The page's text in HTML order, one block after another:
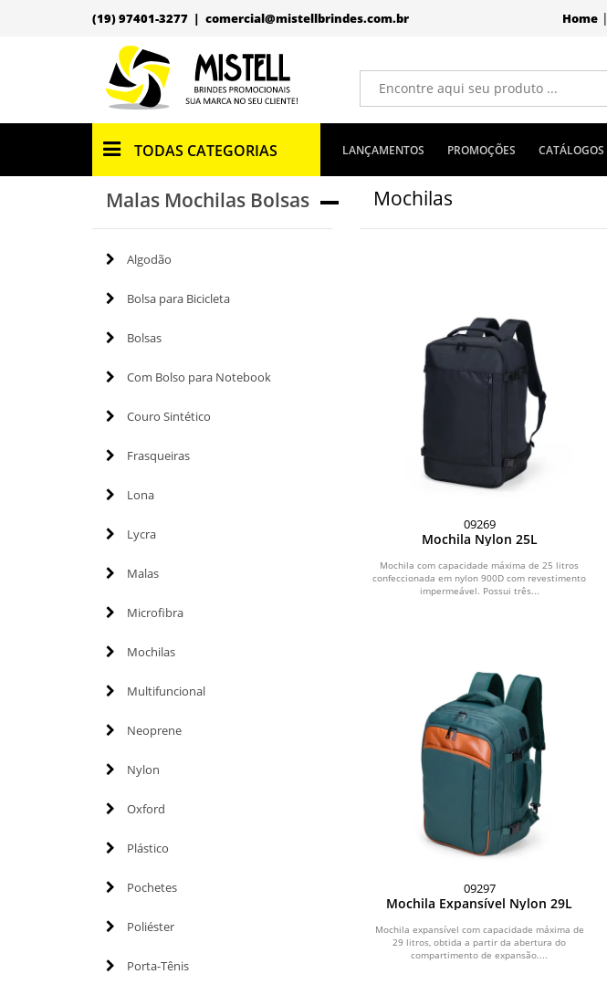
(19) 97401-3277 | comercial@mistellbrindes.com.br Home|
TODAS CATEGORIAS LANÇAMENTOS PROMOÇÕES CATÁLOGOS
Malas Mochilas Bolsas
Algodão
Bolsa para Bicicleta
Bolsas
Com Bolso para Notebook
Couro Sintético
Frasqueiras
Lona
Lycra
Malas
Microfibra
Mochilas
Multifuncional
Neoprene
Nylon
Oxford
Plástico
Pochetes
Poliéster
Porta-Tênis
Mochilas
09269
Mochila Nylon 25L
Mochila com capacidade máxima de 25 litros
confeccionada em nylon 900D com revestimento
impermeável. Possui três...
09297
Mochila Expansível Nylon 29L
Mochila expansível com capacidade máxima de
29 litros, obtida a partir da abertura do
compartimento de expansão....